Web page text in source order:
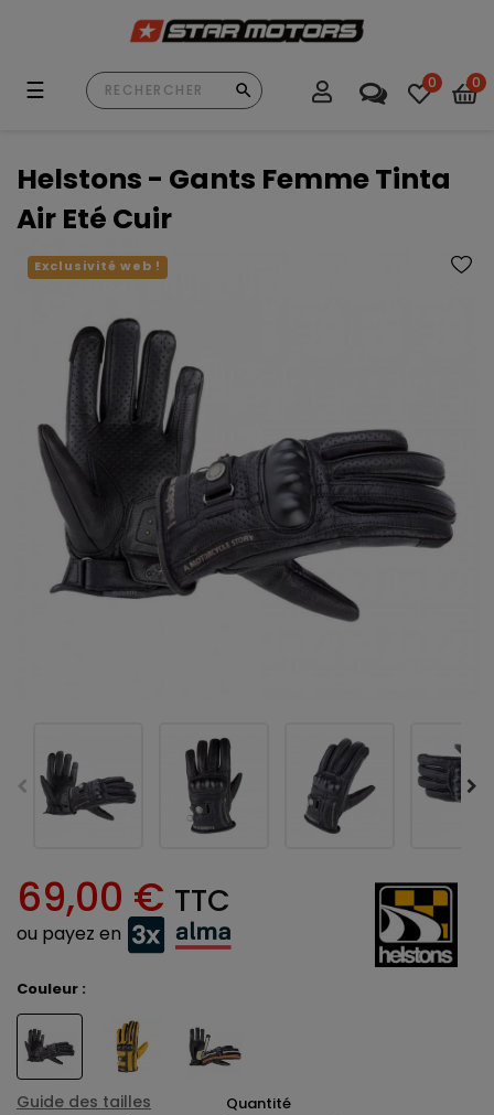
Basculer
☰ 0 0
Helstons - Gants Femme Tinta
Air Eté Cuir
Exclusivité web !
69,00 € TTC
ou payez en
Couleur :
Guide des tailles Quantité